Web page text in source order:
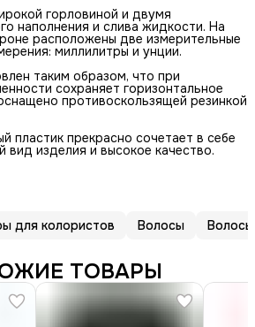
горловиной и двумя
наполнения и слива жидкости. На
расположены две измерительные
миллилитры и унции.
таким образом, что при
сохраняет горизонтальное
противоскользящей резинкой
пластик прекрасно сочетает в себе
вид изделия и высокое качество.
для колористов Волосы Волосы
ТОВАРЫ